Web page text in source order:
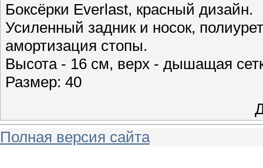
Боксёрки Everlast, красный дизайн.
Усиленный задник и носок,
амортизация стопы.
Высота - 16 см, верх - дышащая
Размер: 40
Полная версия сайта